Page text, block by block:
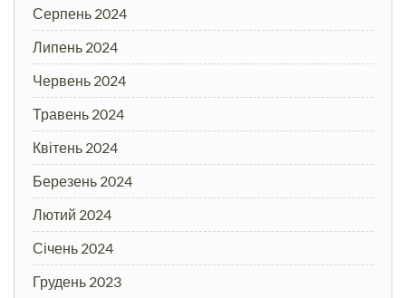
Серпень 2024
Липень 2024
Червень 2024
Травень 2024
Квітень 2024
Березень 2024
Лютий 2024
Січень 2024
Грудень 2023